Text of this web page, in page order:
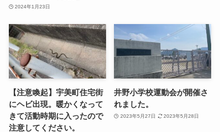
2024年1月23日
【注意喚起】宇美町住宅街
にヘビ出現。暖かくなって
きて活動時期に入ったので
注意してください。
井野小学校運動会が開催さ
れました。
2023年5月27日 2023年5月28日